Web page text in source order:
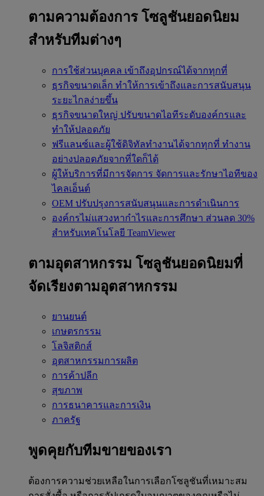
ตามความต้องการ โซลูชันยอดนิยม
สำหรับทีมต่างๆ
การใช้ส่วนบุคคล เข้าถึงอุปกรณ์ได้จากทุกที่
ธุรกิจขนาดเล็ก ทำให้การเข้าถึงและการสนับสนุน
ระยะไกลง่ายขึ้น
ธุรกิจขนาดใหญ่ ปรับขนาดไอทีระดับองค์กรและ
ทำให้ปลอดภัย
ฟรีแลนซ์และผู้ใช้ดิจิทัลทำงานได้จากทุกที่ ทำงาน
อย่างปลอดภัยจากที่ใดก็ได้
ผู้ให้บริการที่มีการจัดการ จัดการและรักษาไอทีของ
ไคลเอ็นต์
OEM ปรับปรุงการสนับสนุนและการดำเนินการ
องค์กรไม่แสวงหากำไรและการศึกษา ส่วนลด 30%
สำหรับเทคโนโลยี TeamViewer
ตามอุตสาหกรรม โซลูชันยอดนิยมที่
จัดเรียงตามอุตสาหกรรม
ยานยนต์
เกษตรกรรม
โลจิสติกส์
อุตสาหกรรมการผลิต
การค้าปลีก
สุขภาพ
การธนาคารและการเงิน
ภาครัฐ
พูดคุยกับทีมขายของเรา
ต้องการความช่วยเหลือในการเลือกโซลูชันที่เหมาะสม